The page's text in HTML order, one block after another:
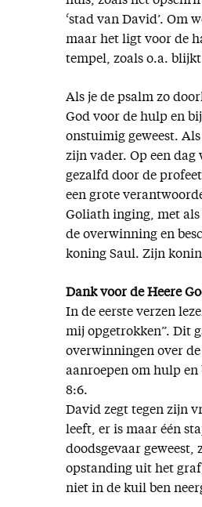
‘stad van David’. Om
maar het ligt voor de
tempel, zoals o.a. blijkt
Als je de psalm zo
God voor de hulp en
onstuimig geweest.
zijn vader. Op een
gezalfd door de
een grote
Goliath inging, met als
de overwinning en
koning Saul. Zijn
Dank voor de Heere
In de eerste verzen
mij opgetrokken”. Dit
overwinningen over
aanroepen om hulp
8:6.
David zegt tegen zijn
leeft, er is maar één
doodsgevaar
opstanding uit het
niet in de kuil ben